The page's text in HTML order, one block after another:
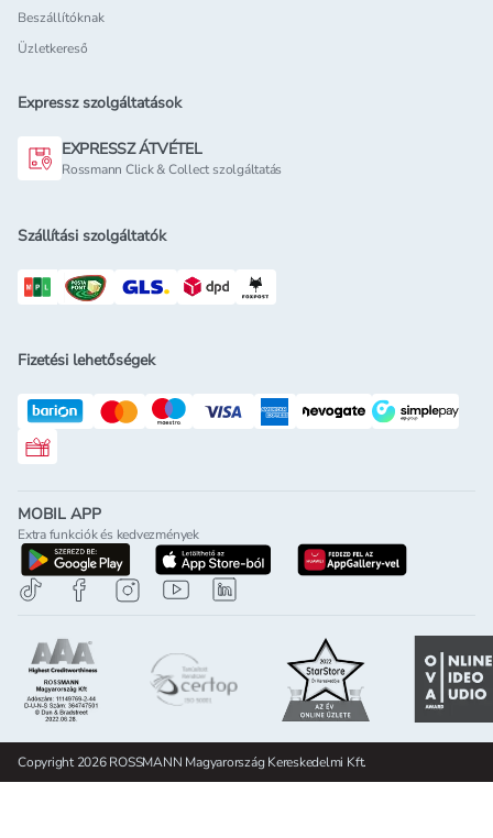
Beszállítóknak
Üzletkereső
Expressz szolgáltatások
EXPRESSZ ÁTVÉTEL
Rossmann Click & Collect szolgáltatás
Szállítási szolgáltatók
Fizetési lehetőségek
Rossmann ajándékkártya
MOBIL APP
Extra funkciók és kedvezmények
letöltés a google-play-rölletöltés az app-store-ból
letöltés
Copyright 2026 ROSSMANN Magyarország Kereskedelmi Kft.